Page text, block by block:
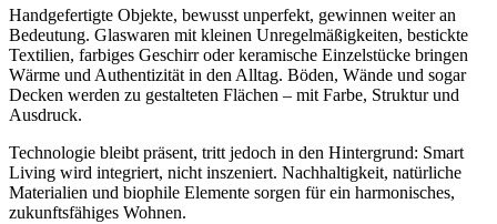
Handgefertigte Objekte, bewusst unperfekt, gewinnen weiter an
Bedeutung. Glaswaren mit kleinen Unregelmäßigkeiten, bestickte
Textilien, farbiges Geschirr oder keramische Einzelstücke bringen
Wärme und Authentizität in den Alltag. Böden, Wände und sogar
Decken werden zu gestalteten Flächen – mit Farbe, Struktur und
Ausdruck.
Technologie bleibt präsent, tritt jedoch in den Hintergrund: Smart
Living wird integriert, nicht inszeniert. Nachhaltigkeit, natürliche
Materialien und biophile Elemente sorgen für ein harmonisches,
zukunftsfähiges Wohnen.